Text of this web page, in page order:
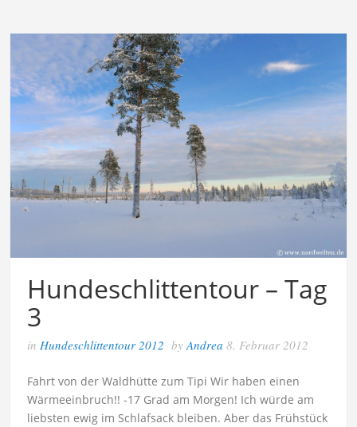
Hundeschlittentour – Tag
3
in Hundeschlittentour 2012 byAndrea 8. Februar 2012
Fahrt von der Waldhütte zum Tipi Wir haben einen
Wärmeeinbruch!! -17 Grad am Morgen! Ich würde am
liebsten ewig im Schlafsack bleiben. Aber das Frühstück